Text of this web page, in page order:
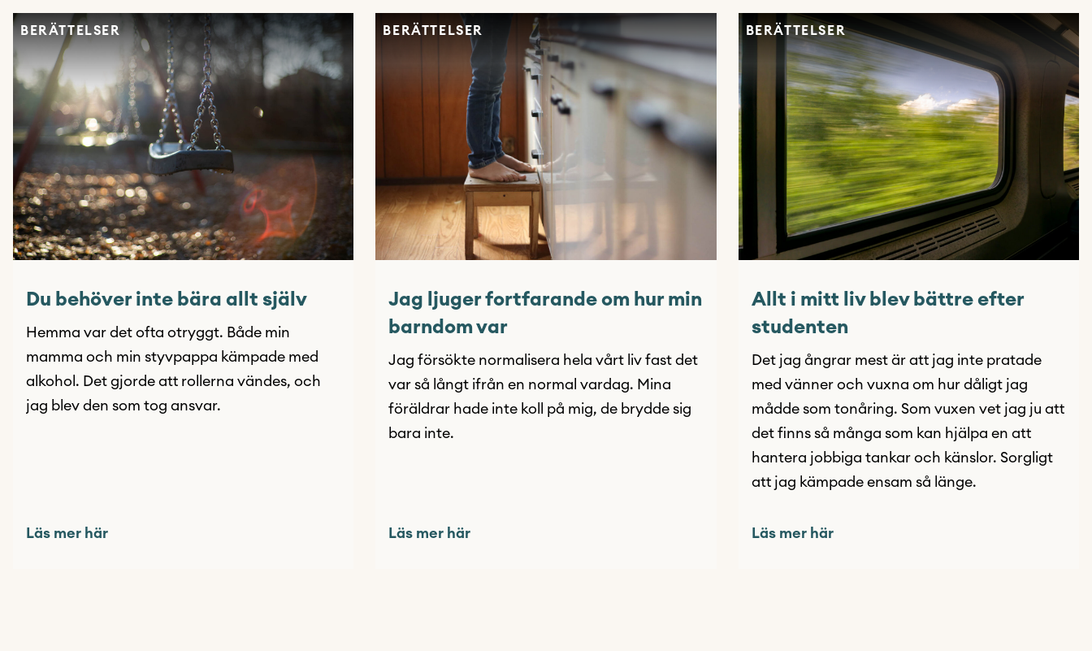
BERÄTTELSER
Du behöver inte bära allt själv
Hemma var det ofta otryggt. Både min
mamma och min styvpappa kämpade med
alkohol. Det gjorde att rollerna vändes, och
jag blev den som tog ansvar.
Läs mer här
BERÄTTELSER
Jag ljuger fortfarande om hur min
barndom var
Jag försökte normalisera hela vårt liv fast det
var så långt ifrån en normal vardag. Mina
föräldrar hade inte koll på mig, de brydde sig
bara inte.
Läs mer här
BERÄTTELSER
Allt i mitt liv blev bättre efter
studenten
Det jag ångrar mest är att jag inte pratade
med vänner och vuxna om hur dåligt jag
mådde som tonåring. Som vuxen vet jag ju att
det finns så många som kan hjälpa en att
hantera jobbiga tankar och känslor. Sorgligt
att jag kämpade ensam så länge.
Läs mer här